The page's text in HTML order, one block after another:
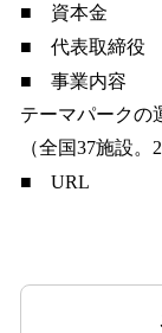
■ 資本金 100
■ 代表取締
■ 事業内容 全
テーマパークの
（全国37施設。
■ URL